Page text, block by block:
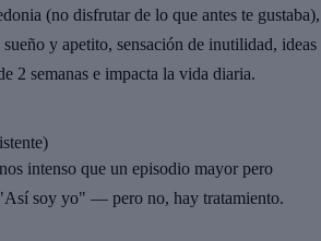
(no disfrutar de lo que antes te gustaba),
y apetito, sensación de inutilidad, ideas
2 semanas e impacta la vida diaria.
intenso que un episodio mayor pero
soy yo" — pero no, hay tratamiento.